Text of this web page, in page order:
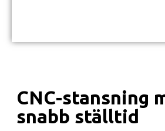
CNC-stansning
snabb ställtid